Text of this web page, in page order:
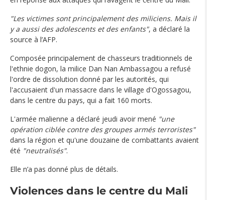
"Les victimes sont principalement des miliciens. Mais il
y a aussi des adolescents et des enfants", a déclaré la
source à l’AFP.
Composée principalement de chasseurs traditionnels de
l'ethnie dogon, la milice Dan Nan Ambassagou a refusé
l'ordre de dissolution donné par les autorités, qui
l'accusaient d'un massacre dans le village d'Ogossagou,
dans le centre du pays, qui a fait 160 morts.
L'armée malienne a déclaré jeudi avoir mené "une
opération ciblée contre des groupes armés terroristes"
dans la région et qu'une douzaine de combattants avaient
été "neutralisés".
Elle n’a pas donné plus de détails.
Violences dans le centre du Mali